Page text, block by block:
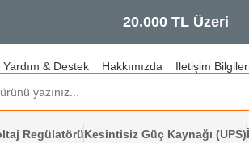
Yardım & Destek Hakkımızda İletişim
RegülatörüKesintisiz Güç Kaynağı (UPS)